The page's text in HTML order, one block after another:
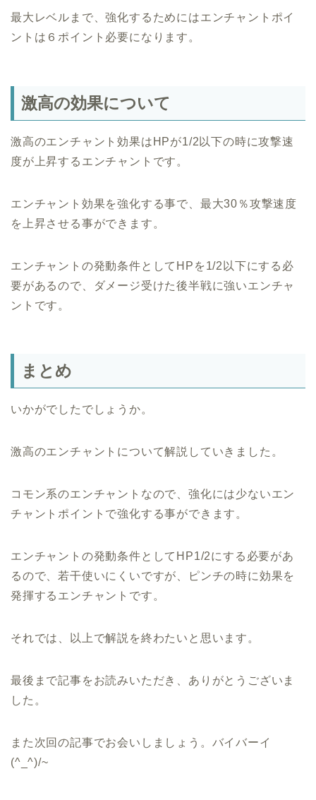
最大レベルまで、強化するためにはエンチャントポイ
ントは６ポイント必要になります。
激高の効果について
激高のエンチャント効果はHPが1/2以下の時に攻撃速
度が上昇するエンチャントです。
エンチャント効果を強化する事で、最大30％攻撃速度
を上昇させる事ができます。
エンチャントの発動条件としてHPを1/2以下にする必
要があるので、ダメージ受けた後半戦に強いエンチャ
ントです。
まとめ
いかがでしたでしょうか。
激高のエンチャントについて解説していきました。
コモン系のエンチャントなので、強化には少ないエン
チャントポイントで強化する事ができます。
エンチャントの発動条件としてHP1/2にする必要があ
るので、若干使いにくいですが、ピンチの時に効果を
発揮するエンチャントです。
それでは、以上で解説を終わたいと思います。
最後まで記事をお読みいただき、ありがとうございま
した。
また次回の記事でお会いしましょう。バイバーイ
(^_^)/~